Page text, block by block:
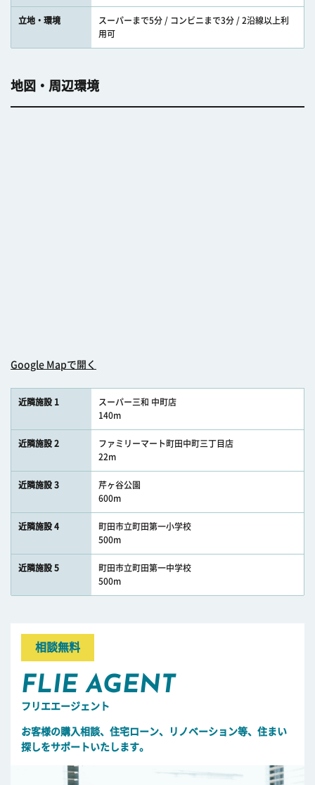
立地・環境
スーパーまで5分 / コンビニまで3分 / 2沿線以上利
用可
地図・周辺環境
Google Mapで開く
近隣施設 1
スーパー三和 中町店
140m
近隣施設 2
ファミリーマート町田中町三丁目店
22m
近隣施設 3
芹ヶ谷公園
600m
近隣施設 4
町田市立町田第一小学校
500m
近隣施設 5
町田市立町田第一中学校
500m
相談無料
FLIE AGENT
フリエエージェント
お客様の購入相談、住宅ローン、リノベーション等、住まい
探しをサポートいたします。